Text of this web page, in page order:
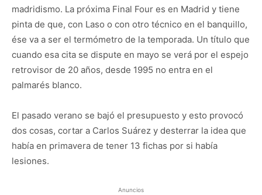
madridismo. La próxima Final Four es en Madrid y tiene
pinta de que, con Laso o con otro técnico en el banquillo,
ése va a ser el termómetro de la temporada. Un título que
cuando esa cita se dispute en mayo se verá por el espejo
retrovisor de 20 años, desde 1995 no entra en el
palmarés blanco.
El pasado verano se bajó el presupuesto y esto provocó
dos cosas, cortar a Carlos Suárez y desterrar la idea que
había en primavera de tener 13 fichas por si había
lesiones.
Anuncios